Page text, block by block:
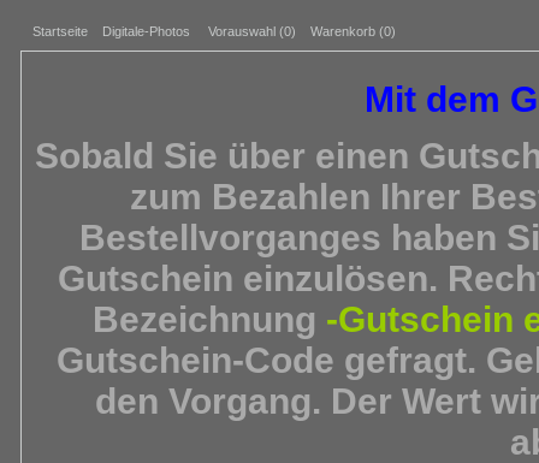
Startseite Digitale-Photos Vorauswahl (0) Warenkorb (0)
Mit dem
Sobald Sie über einen
zum Bezahlen Ihrer
Bestellvorganges haben
Gutschein einzulösen.
Bezeichnung -Gutschein
Gutschein-Code gefragt.
den Vorgang. Der Wert